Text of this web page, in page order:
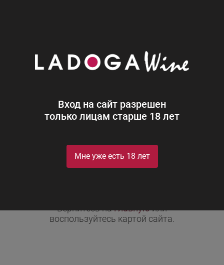
Вход на сайт разрешен
только лицам старше 18 лет
Мне уже есть 18 лет
Неправильно набран адрес,
Вернитесь наглавнуюили
воспользуйтесь картой сайта.